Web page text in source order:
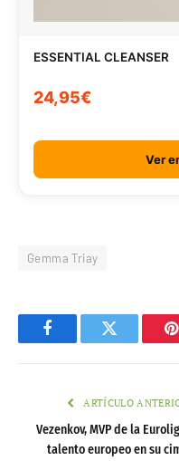
ESSENTIAL CLEANSER
24,95€
Ver
Gemma Triay
FacebookTwitter
ARTÍCULO
Vezenkov, MVP de la
talento europeo en su